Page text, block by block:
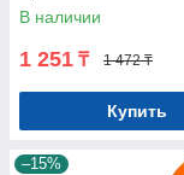
В наличии
1 251 ₸ 1 472 ₸
Купить
–15%